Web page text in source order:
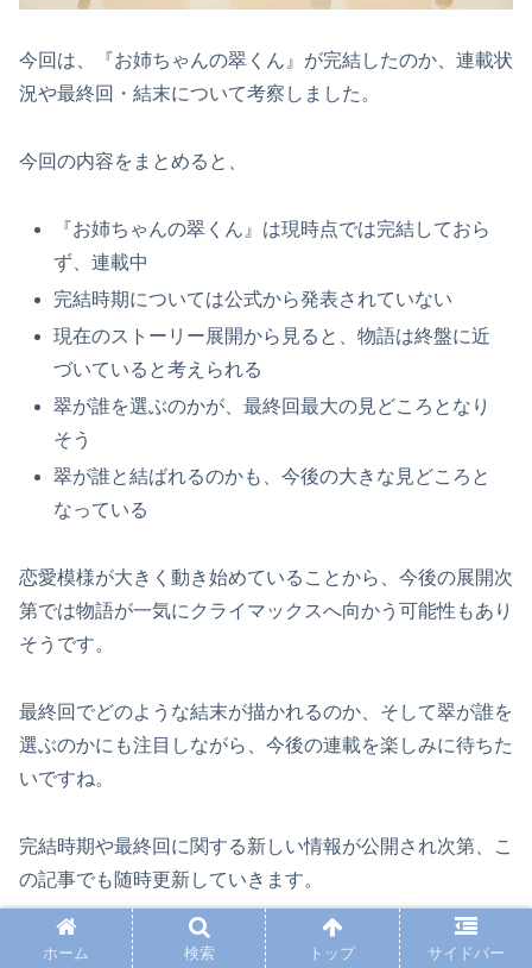
今回は、『お姉ちゃんの翠くん』が完結したのか、連載状
況や最終回・結末について考察しました。
今回の内容をまとめると、
『お姉ちゃんの翠くん』は現時点では完結しておら
ず、連載中
完結時期については公式から発表されていない
現在のストーリー展開から見ると、物語は終盤に近
づいていると考えられる
翠が誰を選ぶのかが、最終回最大の見どころとなり
そう
翠が誰と結ばれるのかも、今後の大きな見どころと
なっている
恋愛模様が大きく動き始めていることから、今後の展開次
第では物語が一気にクライマックスへ向かう可能性もあり
そうです。
最終回でどのような結末が描かれるのか、そして翠が誰を
選ぶのかにも注目しながら、今後の連載を楽しみに待ちた
いですね。
完結時期や最終回に関する新しい情報が公開され次第、こ
の記事でも随時更新していきます。
最後までお読みいただき、ありがとうございました！
ホーム 検索 トップ サイドバー